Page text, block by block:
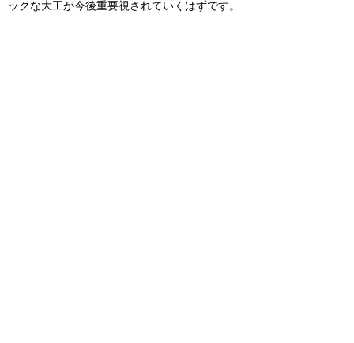
ックな大工が今後重要視されていくはずです。